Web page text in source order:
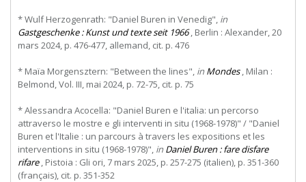
* Wulf Herzogenrath: "Daniel Buren in Venedig", in
Gastgeschenke : Kunst und texte seit 1966, Berlin : Alexander, 20
mars 2024, p. 476-477, allemand, cit. p. 476
* Maïa Morgensztern: "Between the lines", in Mondes, Milan :
Belmond, Vol. III, mai 2024, p. 72-75, cit. p. 75
* Alessandra Acocella: "Daniel Buren e l'italia: un percorso
attraverso le mostre e gli interventi in situ (1968-1978)" / "Daniel
Buren et l'Italie : un parcours à travers les expositions et les
interventions in situ (1968-1978)", in Daniel Buren : fare disfare
rifare, Pistoia : Gli ori, 7 mars 2025, p. 257-275 (italien), p. 351-360
(français), cit. p. 351-352